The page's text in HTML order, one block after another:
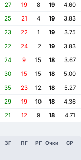
27 19 8 19
4.60
25 21 4 19
3.83
23 22 1 19
3.75
22 24 -2 19
3.83
24 9 15 18
3.67
30 15 15 18
5.00
35 23 12 18
5.27
29 19 10 18
4.36
21 12 9 18 4.71
ЗГ ПГ РГ Очки СР